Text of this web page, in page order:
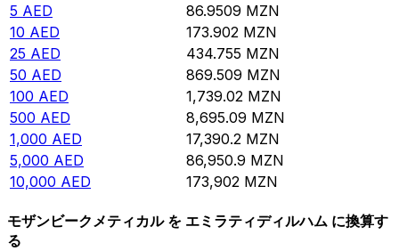
5 AED 86.9509 MZN
10 AED 173.902 MZN
25 AED 434.755 MZN
50 AED 869.509 MZN
100 AED 1,739.02 MZN
500 AED 8,695.09 MZN
1,000 AED 17,390.2 MZN
5,000 AED 86,950.9 MZN
10,000 AED 173,902 MZN
モザンビークメティカル を エミラティディルハム に換算す
る